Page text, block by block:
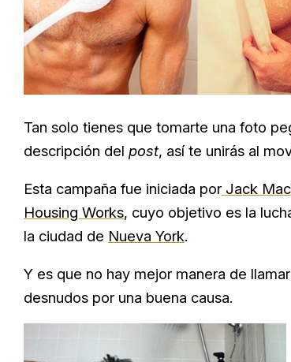
Tan solo tienes que tomarte una foto
descripción del post, así te unirás al
Esta campaña fue iniciada por Jack
Housing Works, cuyo objetivo es la
la ciudad de Nueva York.
Y es que no hay mejor manera de
desnudos por una buena causa.